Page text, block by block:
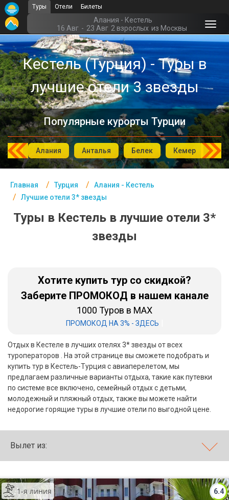
Туры Отели Билеты
Алания - Кестель
16 Авг - 23 Авг 2 взрослых из Москвы
Кестель (Турция) - Туры в
лучшие отели 3 звезды
Популярные курорты Турции
Алания Анталья Белек Кемер
Главная Турция
Алания - Кестель
Лучшие отели 3* звезды
Туры в Кестель в лучшие отели 3*
звезды
Хотите купить тур со скидкой?
Заберите ПРОМОКОД в нашем канале
1000 Туров в MAX
ПРОМОКОД НА 3% - ЗДЕСЬ
Отдых в Кестеле в лучших отелях 3* звезды от всех
туроператоров . На этой странице вы сможете подобрать и
купить тур в Кестель-Турция с авиаперелетом, мы
предлагаем различные варианты отдыха, такие как путевки
по системе все включено, семейный отдых с детьми,
молодежный и пляжный отдых, также вы можете найти
недорогие горящие туры в лучшие отели по выгодной цене.
Вылет из:
6.4
1-я линия
Главная
Турция- Курорты
Офис г. Москва
Помощь
Подборки отелей
Турция
Таиланд
ОАЭ
Египет
Хайнань
Занзибар
Абхазия
Большой Сочи
Кав Мин Воды
Экскурсионные туры